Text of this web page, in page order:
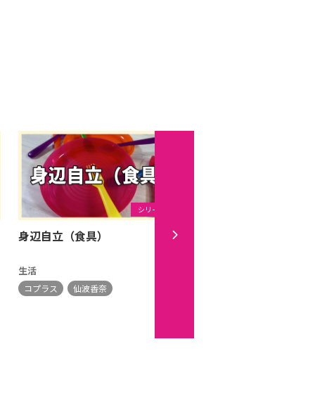
シリーズ
身辺自立（食具）
生活
コプラス 仙波香奈